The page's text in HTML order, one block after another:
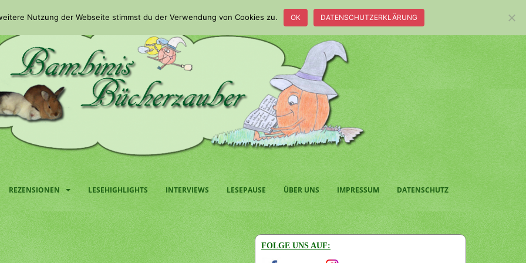
REZENSIONEN LESEHIGHLIGHTS INTERVIEWS LESEPAUSE ÜBER UNS IMPRESSUM DATENSCHUTZ
FOLGE UNS AUF:
Nutzung der Webseite stimmst du der Verwendung von Cookies zu. OK DATENSCHUTZERKLÄRUNG